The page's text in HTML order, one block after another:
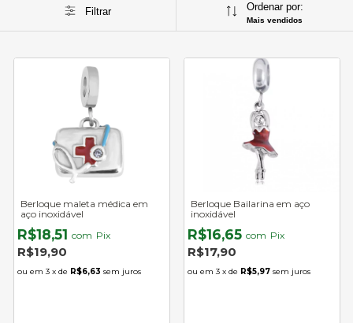
Filtrar Ordenar por:
Mais vendidos
Berloque maleta médica em
aço inoxidável
R$18,51 com Pix
R$19,90
3 x de R$6,63 sem juros
Berloque Bailarina em aço
inoxidável
R$16,65 com Pix
R$17,90
3 x de R$5,97 sem juros